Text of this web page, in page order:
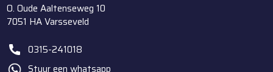
O. Oude Aaltenseweg 10
7051 HAVarsseveld
0315-241018